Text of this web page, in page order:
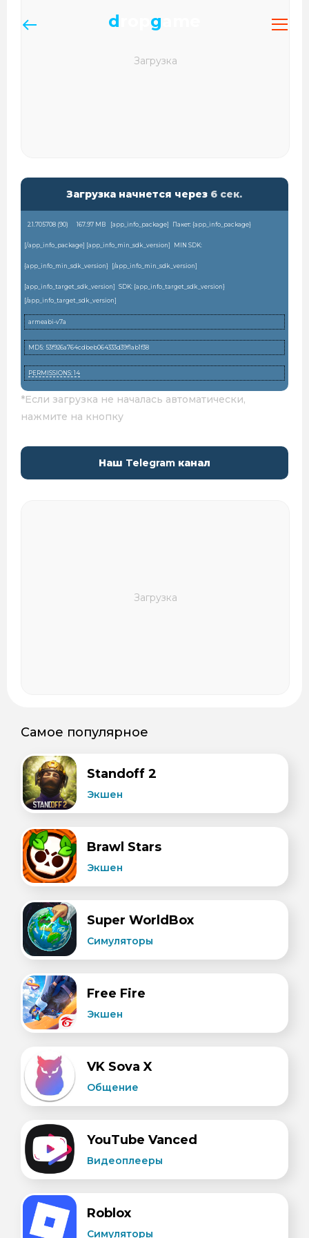
d g
Загрузка начнется через 6 сек.
2.1.705708 (90) 167.97 MB [app_info_package] Пакет: {app_info_package}
[/app_info_package] [app_info_min_sdk_version] MIN SDK:
{app_info_min_sdk_version} [/app_info_min_sdk_version]
[app_info_target_sdk_version]
SDK: {app_info_target_sdk_version}
[/app_info_target_sdk_version]
armeabi-v7a
MD5: 53f926a764cdbeb064333d39f1ab1f38
PERMISSIONS: 14
*Если загрузка не началась автоматически,
нажмите на кнопку
Наш Telegram канал
Самое популярное
Standoff 2
Экшен
Brawl Stars
Экшен
Super WorldBox
Симуляторы
Free Fire
Экшен
VK Sova X
Общение
YouTube Vanced
Видеоплееры
Roblox
Симуляторы